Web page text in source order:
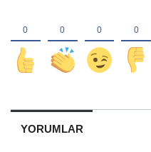
YORUMLAR